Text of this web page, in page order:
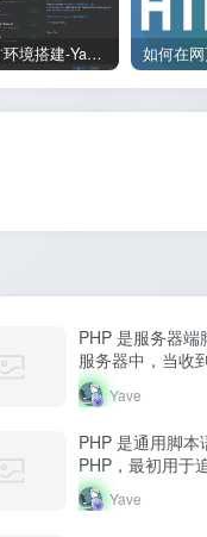
Python 环境搭建-Yave520-专业开发者社区
PHP 是服务器
服务器中，当收
Yave
PHP 是通用脚
PHP，最初用于
Yave